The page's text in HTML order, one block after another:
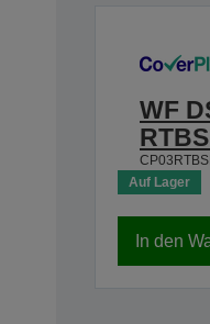
WF
Auf Lager
In den